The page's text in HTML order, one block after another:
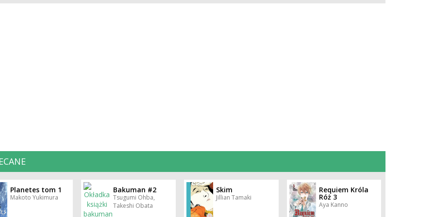
Planetes tom 1
Makoto Yukimura
Bakuman #2
Tsugumi Ohba,
Takeshi Obata
Skim
Jillian Tamaki
Requiem Króla
Róż 3
Aya Kanno